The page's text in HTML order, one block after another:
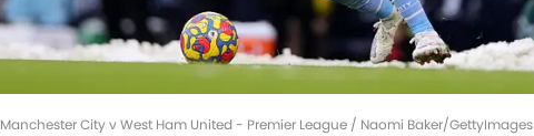
Manchester City v West Ham United - Premier League / Naomi Baker/GettyImages